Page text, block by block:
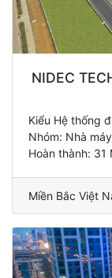
NIDEC
Kiểu Hệ thống
Nhóm: Nhà máy
Hoàn thành: 31
Miền Bắc Việt